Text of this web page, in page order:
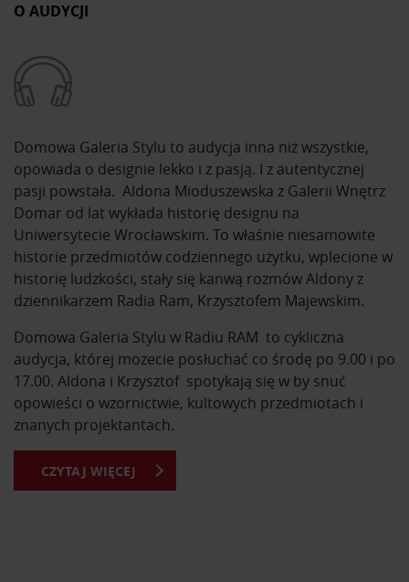
O AUDYCJI
Domowa Galeria Stylu to audycja inna niż wszystkie,
opowiada o designie lekko i z pasją. I z autentycznej
pasji powstała. Aldona Mioduszewska z Galerii Wnętrz
Domar od lat wykłada historię designu na
Uniwersytecie Wrocławskim. To właśnie niesamowite
historie przedmiotów codziennego użytku, wplecione w
historię ludzkości, stały się kanwą rozmów Aldony z
dziennikarzem Radia Ram, Krzysztofem Majewskim.
Domowa Galeria Stylu w Radiu RAM to cykliczna
audycja, której możecie posłuchać co środę po 9.00 i po
17.00. Aldona i Krzysztof spotykają się w by snuć
opowieści o wzornictwie, kultowych przedmiotach i
znanych projektantach.
Z Domowej Galerii Stylu dowiesz się o kultowych
CZYTAJ WIĘCEJ